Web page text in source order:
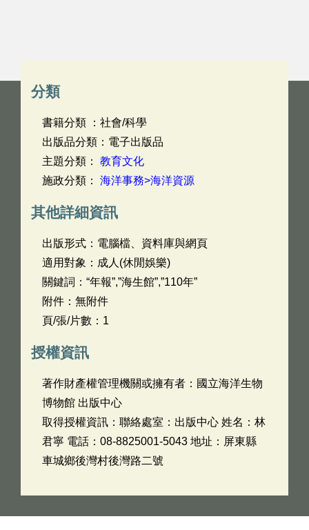
分類
書籍分類 ：社會/科學
出版品分類：電子出版品
主題分類： 教育文化
施政分類： 海洋事務>海洋資源
其他詳細資訊
出版形式：電腦檔、資料庫與網頁
適用對象：成人(休閒娛樂)
關鍵詞：“年報”,”海生館”,”110年”
附件：無附件
頁/張/片數：1
授權資訊
著作財產權管理機關或擁有者：國立海洋生物
博物館 出版中心
取得授權資訊：聯絡處室：出版中心 姓名：林
君寧 電話：08-8825001-5043 地址：屏東縣
車城鄉後灣村後灣路二號